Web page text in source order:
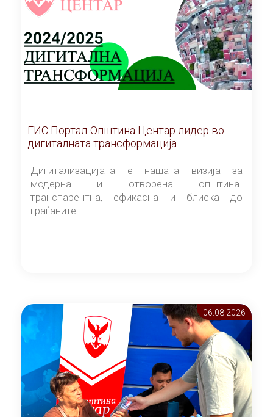
ГИС Портал-Општина Центар лидер во
дигиталната трансформација
Дигитализацијата е нашата визија за
модерна и отворена општина-
транспарентна, ефикасна и блиска до
граѓаните.
06.08 2026